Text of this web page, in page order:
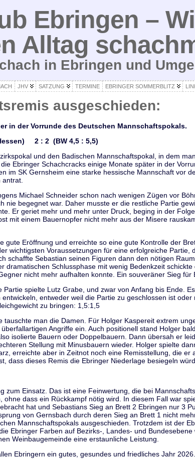
Ebringen –
Alltag
in Ebringen und
JHV SATZUNG TERMINE EBRINGER SOMMERBLITZ
ausgeschieden:
in der Vorrunde des Deutschen Mannschaftspokals.
2 : 2 (BW 4,5 : 5,5)
und den Badischen Mannschaftspokal, in dem
Ebringer Schachcracks einige Monate später in der
im SK Gernsheim eine starke hessische Mannschaft vor
Michael Schneider schon nach wenigen Zügen vor
nie begegnet war. Daher musste er die restliche Partie
Er geriet mehr und mehr unter Druck, beging in der
mit einem Bauernopfer nicht mehr aus der Misere
gute Eröffnung und erreichte so eine gute Kontrolle der
wichtigsten Voraussetzungen für eine erfolgreiche Partie,
schaffte Sebastian seinen Figuren dann den nötigen
dramatischen Schlussphase mit wenig Bedenkzeit
nicht mehr aufhalten konnte. Ein souveräner Sieg für
Partie spielte Lutz Grabe, und zwar von Anfang bis Ende.
entweder weil die Partie zu geschlossen ist
zu bringen: 1,5:1,5
tauschte man die Damen. Für Holger Kaspereit extrem
Angriffe ein. Auch positionell stand Holger
isolierte Bauern oder Doppelbauern. Dann übersah er
Stellung mit Minusbauern wieder. Holger spielte
erreichte aber in Zeitnot noch eine Remisstellung, die er
dass dieses Remis die Ebringer Niederlage besiegeln
zum Einsatz. Das ist eine Feinwertung, die bei
ohne dass ein Rückkampf nötig wird. In diesem Fall war
hat und Sebastians Sieg an Brett 2 Ebringen nur 3
von Gernsbach durch deren Sieg an Brett 1 nicht
Mannschaftspokals ausgeschieden. Trotzdem ist der
Ebringer Farben auf Bezirks-, Landes- und
Weinbaugemeinde eine erstaunliche Leistung.
Ebringern ein gutes, gesundes und friedliches Jahr 2026.